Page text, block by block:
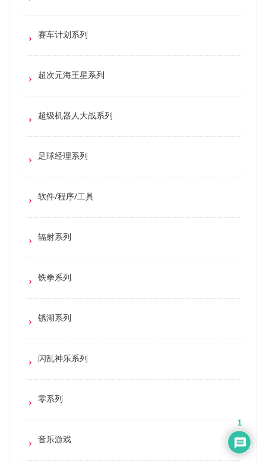
赛车计划系列
超次元海王星系列
超级机器人大战系列
足球经理系列
软件/程序/工具
辐射系列
铁拳系列
锈湖系列
闪乱神乐系列
零系列
音乐游戏
1